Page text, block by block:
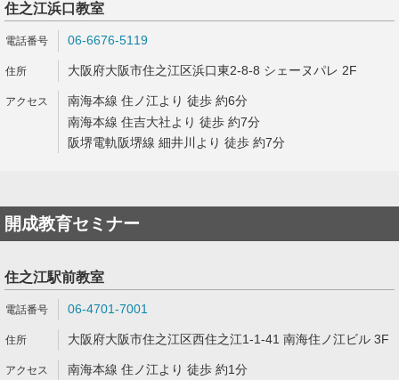
住之江浜口教室
06-6676-5119
大阪府大阪市住之江区浜口東2-8-8 シェーヌパレ 2F
南海本線 住ノ江より 徒歩 約6分
南海本線 住吉大社より 徒歩 約7分
阪堺電軌阪堺線 細井川より 徒歩 約7分
開成教育セミナー
住之江駅前教室
06-4701-7001
大阪府大阪市住之江区西住之江1-1-41 南海住ノ江ビル 3F
南海本線 住ノ江より 徒歩 約1分